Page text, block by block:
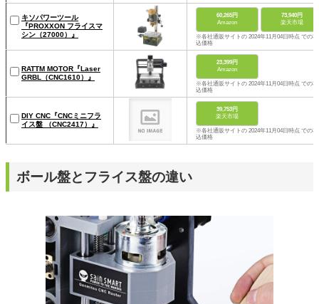
キソパワーツール
『PROXXON フライスマ
シン（27000）』
60,265円
Amazon
73,940円
楽天市場
※各社通販サイトの 2024年11月04日時点 での税
込価格
RATTM MOTOR『Laser
GRBL（CNC1610）』
23,399円
Amazon
※各社通販サイトの 2024年11月04日時点 での税
込価格
DIY CNC『CNCミニフラ
イス盤 （CNC2417）』
39,753円
楽天市場
※各社通販サイトの 2024年11月04日時点 での税
込価格
ボール盤とフライス盤の違い